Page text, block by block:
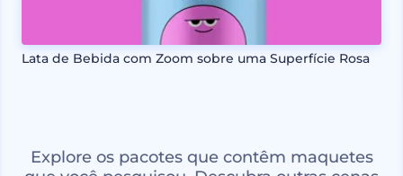
Lata de Bebida com Zoom sobre uma Superfície Rosa
Explore os pacotes que contêm maquetes